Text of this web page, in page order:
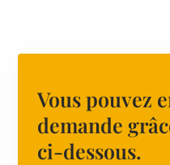
Vous pouvez
demande
ci-dessous.